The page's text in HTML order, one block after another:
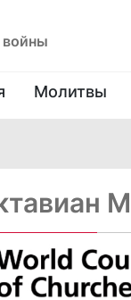
войны
Молитвы